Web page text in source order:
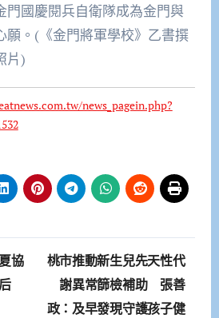
門國慶閱兵自衛隊成為金門與
願。(《金門將軍學校》乙書撰
片)
news_pagein.php?
協
桃市推動新生兒先天性代
謝異常篩檢補助 張善
政：及早發現守護孩子健